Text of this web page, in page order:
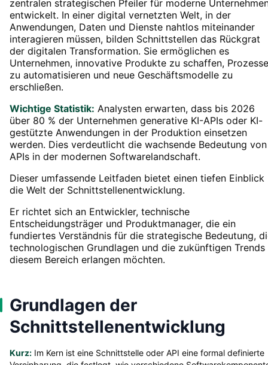
zentralen strategischen Pfeiler für moderne
entwickelt. In einer digital vernetzten Welt, in der
Anwendungen, Daten und Dienste nahtlos miteinander
interagieren müssen, bilden Schnittstellen das Rückgrat
der digitalen Transformation. Sie ermöglichen es
Unternehmen, innovative Produkte zu schaffen, Prozesse
zu automatisieren und neue Geschäftsmodelle zu
erschließen.
Wichtige Statistik: Analysten erwarten, dass bis 2026
über 80 % der Unternehmen generative KI-APIs oder KI-
gestützte Anwendungen in der Produktion einsetzen
werden. Dies verdeutlicht die wachsende Bedeutung von
APIs in der modernen Softwarelandschaft.
Dieser umfassende Leitfaden bietet einen tiefen Einblick
die Welt der Schnittstellenentwicklung.
Er richtet sich an Entwickler, technische
Entscheidungsträger und Produktmanager, die ein
fundiertes Verständnis für die strategische Bedeutung,
technologischen Grundlagen und die zukünftigen Trends
diesem Bereich erlangen möchten.
Grundlagen der
Schnittstellenentwicklung
Kurz: Im Kern ist eine Schnittstelle oder API eine formal definierte